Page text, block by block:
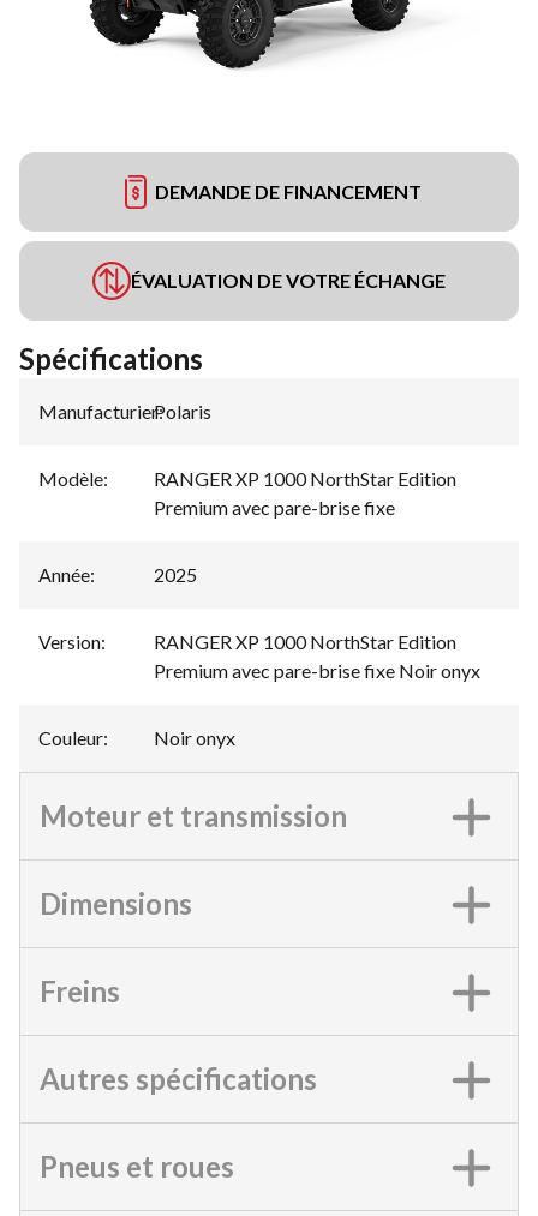
DEMANDE DE FINANCEMENT
ÉVALUATION DE VOTRE ÉCHANGE
Spécifications
Manufacturier:
Polaris
Modèle:
RANGER XP 1000 NorthStar Edition
Premium avec pare-brise fixe
Année: 2025
Version:
RANGER XP 1000 NorthStar Edition
Premium avec pare-brise fixe Noir onyx
Couleur: Noir onyx
Moteur et transmission
Dimensions
Freins
Autres spécifications
Pneus et roues